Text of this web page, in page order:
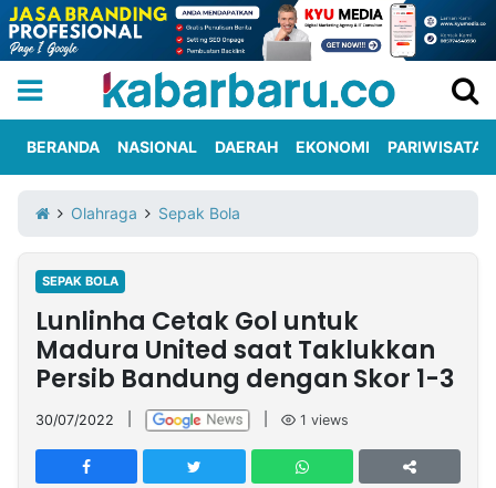
Iklan
Berita
Kami
Nasional
International
Olahraga
Entertainment
Daerah
Pariwisata
Kuliner
Kolom
Network
PT
TREETAN
BERANDA NASIONAL DAERAH EKONOMI PARIWISATA
Olahraga Sepak Bola
SEPAK BOLA
Lunlinha Cetak Gol untuk
Madura United saat Taklukkan
Persib Bandung dengan Skor 1-3
30/07/2022 1 views